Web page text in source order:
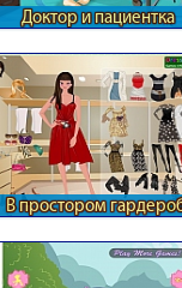
Доктор и пациентка
В простором